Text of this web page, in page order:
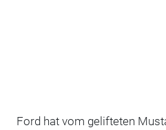
Ford hat vom gelifteten